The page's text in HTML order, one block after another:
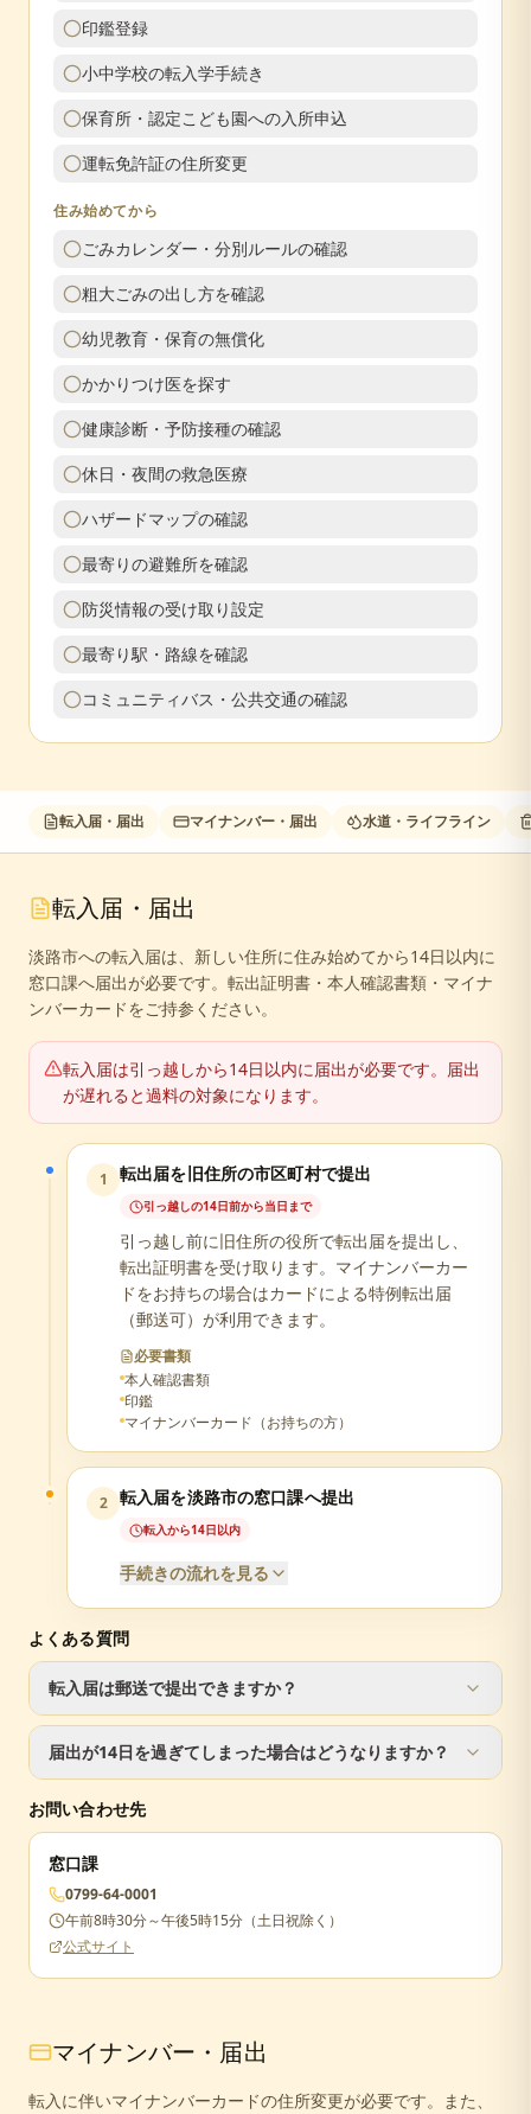
印鑑登録
小中学校の転入学手続き
保育所・認定こども園への入所申込
運転免許証の住所変更
住み始めてから
ごみカレンダー・分別ルールの確認
粗大ごみの出し方を確認
幼児教育・保育の無償化
かかりつけ医を探す
健康診断・予防接種の確認
休日・夜間の救急医療
ハザードマップの確認
最寄りの避難所を確認
防災情報の受け取り設定
最寄り駅・路線を確認
コミュニティバス・公共交通の確認
転入届・届出 マイナンバー・届出 水道・ライフライン
転入届・届出
淡路市への転入届は、新しい住所に住み始めてから14日以内に
窓口課へ届出が必要です。転出証明書・本人確認書類・マイナ
ンバーカードをご持参ください。
転入届は引っ越しから14日以内に届出が必要です。届出
が遅れると過料の対象になります。
1 転出届を旧住所の市区町村で提出
引っ越しの14日前から当日まで
引っ越し前に旧住所の役所で転出届を提出し、
転出証明書を受け取ります。マイナンバーカー
ドをお持ちの場合はカードによる特例転出届
（郵送可）が利用できます。
必要書類
本人確認書類
印鑑
マイナンバーカード（お持ちの方）
2 転入届を淡路市の窓口課へ提出
転入から14日以内
手続きの流れを見る
必要書類
転出証明書（前住所地で発行）
マイナンバーカードまたは通知カード
印鑑
よくある質問
転入届は郵送で提出できますか？
転入届は窓口での手続きが必要です。ただし、転出届は郵
送で手続き可能です。
届出が14日を過ぎてしまった場合はどうなりますか？
ない場合は5万円以下の過料が科されることがあります。
お問い合わせ先
窓口課
0799-64-0001
午前8時30分～午後5時15分（土日祝除く）
公式サイト
マイナンバー・届出
転入に伴いマイナンバーカードの住所変更が必要です。また、